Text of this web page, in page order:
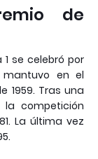
de
se celebró por
en el
1959. Tras una
competición
La última vez